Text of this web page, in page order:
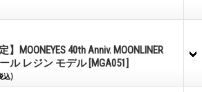
】MOONEYES 40th Anniv. MOONLINER
ル レジン モデル [MGA051]
込)